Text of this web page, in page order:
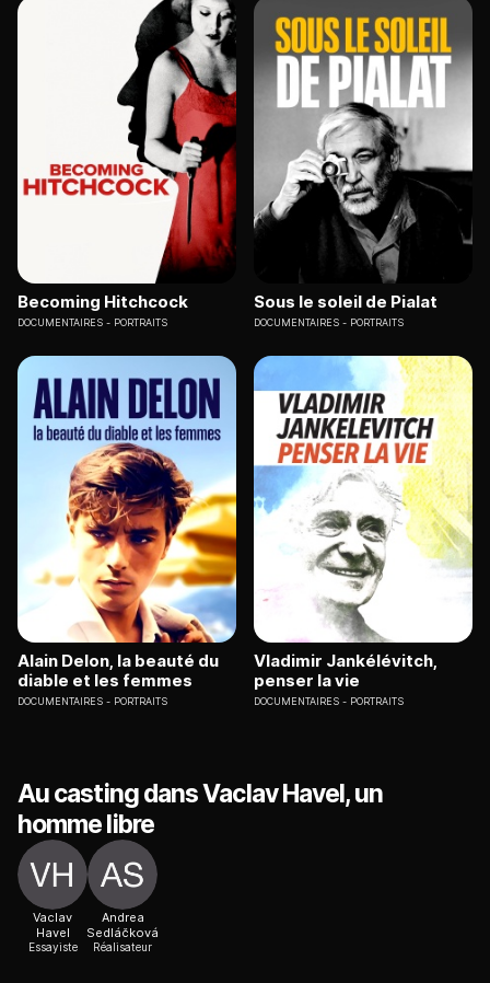
Becoming Hitchcock
DOCUMENTAIRES PORTRAITS
Sous le soleil de Pialat
DOCUMENTAIRES PORTRAITS
Alain Delon, la beauté du
diable et les femmes
DOCUMENTAIRES PORTRAITS
Vladimir Jankélévitch,
penser la vie
DOCUMENTAIRES PORTRAITS
Au casting dans Vaclav Havel, un
homme libre
Vaclav
Havel
Essayiste
Andrea
Sedláčková
Réalisateur